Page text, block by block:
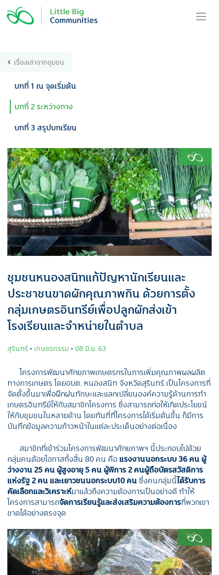
content
เรื่องเล่าจากชุมชน
บทที่ 1 ณ จุดเริ่มต้น
บทที่ 2 ระหว่างทาง
บทที่ 3 สรุปบทเรียน
ชุมชนหนองสนิทแก้ปัญหานักเรียนและ
ประชาชนขาดผักคุณภาพกิน ด้วยการตั้ง
กลุ่มเกษตรอินทรีย์เพื่อปลูกผักส่งเข้า
โรงเรียนและจำหน่ายในตำบล
สุรินทร์• เกษตรกรรม • 08 มิ.ย. 63
โครงการพัฒนาศักยภาพเกษตรกรในการเพิ่มคุณภาพผลผลิต
ทางการเกษตร โดยอบต. หนองสนิท จังหวัดสุรินทร์ เป็นโครงการที่
จัดตั้งขึ้นมาเพื่อฝึกฝนทักษะและแลกเปลี่ยนองค์ความรู้ด้านการทำ
เกษตรอินทรีย์ให้กับสมาชิกโครงการ ซึ่งสามารถก่อให้เกิดประโยชน์
ให้กับชุมชนในหลายด้าน โดยทันที่ที่โครงการได้เริ่มต้นขึ้น ก็มีการ
บันทึกข้อมูลความก้าวหน้าในแต่ละประเด็นอย่างต่อเนื่อง
สมาชิกที่เข้าร่วมโครงการพัฒนาศักยภาพฯ นี้ประกอบไปด้วย
กลุ่มคนด้อยโอกาสทั้งสิ้น 80 คน คือ แรงงานนอกระบบ 36 คน ผู้
ว่างงาน 25 คน ผู้สูงอายุ 5 คน ผู้พิการ 2 คนผู้ถือบัตรสวัสดิการ
แห่งรัฐ 2 คน และเยาวชนนอกระบบ10 คนซึ่งคนกลุ่มนี้ได้รับการ
คัดเลือกและวิเคราะห์มาแล้วถึงความต้องการเป็นอย่างดี ทำให้
โครงการสามารถจัดการเรียนรู้และส่งเสริมความต้องการที่พวกเขา
ขาดได้อย่างตรงจุด